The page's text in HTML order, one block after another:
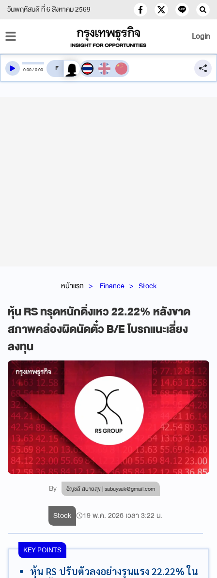
วันพฤหัสบดี ที่ 6 สิงหาคม 2569
Login
หน้าแรก Finance Stock
หุ้น RS ทรุดหนักดิ่งเหว 22.22% หลังขาด
สภาพคล่องผิดนัดตั๋ว B/E โบรกแนะเลี่ยง
ลงทุน
By อัญชลี สบายสุข |sabuysuk@gmail.com
0:00/0:00 สลับเสียงอ่าน
Stock 19 พ.ค. 2026 เวลา 3:22 น.
KEY POINTS
หุ้น RS ปรับตัวลงอย่างรุนแรง 22.22% ใน